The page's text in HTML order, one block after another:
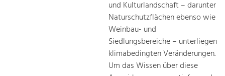
und Kulturlandschaft – darunter
Naturschutzflächen ebenso wie
Weinbau- und
Siedlungsbereiche – unterliegen
klimabedingten Veränderungen.
Um das Wissen über diese